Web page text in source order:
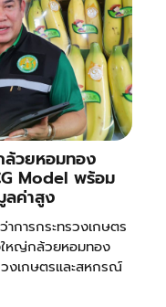
ล้วยหอมทอง
Model พร้อม
ลค่าสูง
การกระทรวงเกษตร
หญ่กล้วยหอมทอง
งเกษตรและสหกรณ์